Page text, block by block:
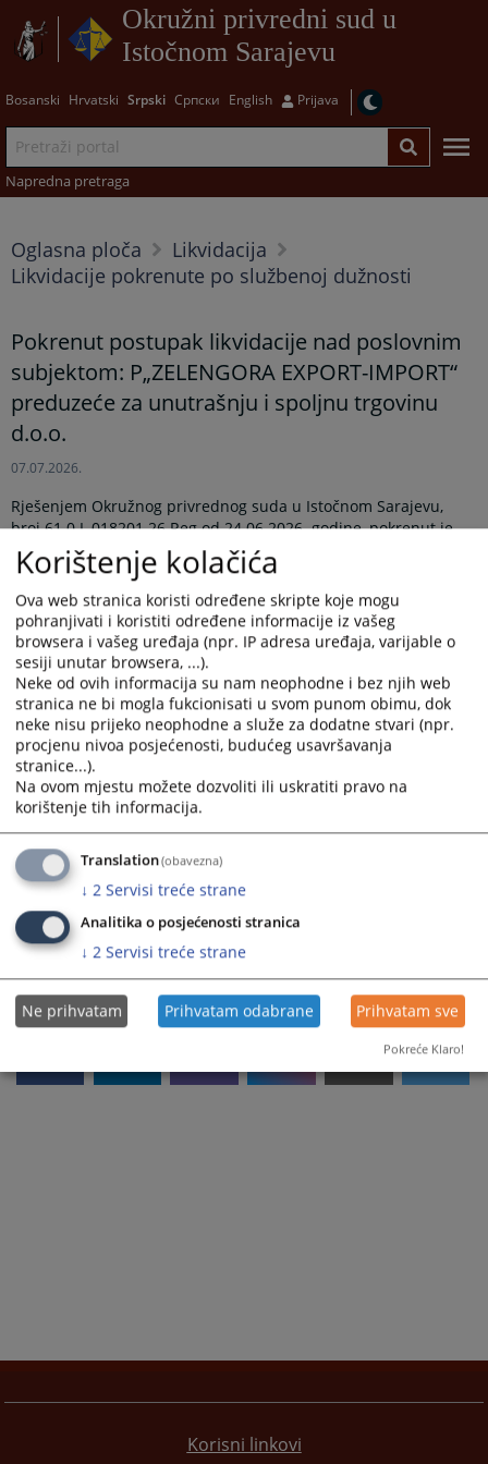
Okružni privredni sud u
Istočnom Sarajevu
Bosanski Hrvatski Srpski Српски English Prijava
Napredna pretraga
Oglasna ploča
Likvidacija
Likvidacije pokrenute po službenoj dužnosti
Pokrenut postupak likvidacije nad poslovnim
subjektom: P„ZELENGORA EXPORT-IMPORT“
preduzeće za unutrašnju i spoljnu trgovinu
d.o.o.
07.07.2026.
Rješenjem Okružnog privrednog suda u Istočnom Sarajevu,
broj 61 0 L 018201 26 Reg od 24.06.2026. godine, pokrenut je
postupak likvidacije nad poslovnim subjektom „ZELENGORA
EXPORT-IMPORT“ preduzeće za unutrašnju i spoljnu trgovinu
d.o.o. Užičkog korpusa bb, Višegrad,.
Pozivaju se povjerioci likvidacionog dužnika da u roku od 3 (tri)
mjeseca od dana objave ovog rješenja prijave svoja
potraživanja prema likvidacionom dužniku i navedu pravni
osnov po kojem su ta potraživanja nastala.
Prikazana vijest je na: Srpski jezik
Prateći dokumenti
Rjesenje 61 0 L 018201 26 Reg
42 PREGLEDA
Korisni linkovi
Korištenje kolačića
Ova web stranica koristi određene skripte koje mogu
pohranjivati i koristiti određene informacije iz vašeg
browsera i vašeg uređaja (npr. IP adresa uređaja, varijable o
sesiji unutar browsera, ...).
Neke od ovih informacija su nam neophodne i bez njih web
stranica ne bi mogla fukcionisati u svom punom obimu, dok
neke nisu prijeko neophodne a služe za dodatne stvari (npr.
procjenu nivoa posjećenosti, budućeg usavršavanja
stranice...).
Na ovom mjestu možete dozvoliti ili uskratiti pravo na
korištenje tih informacija.
Translation(obavezna)
↓ 2 Servisi treće strane
Analitika o posjećenosti stranica
↓ 2 Servisi treće strane
Ne prihvatam Prihvatam odabrane Prihvatam sve
Pokreće Klaro!